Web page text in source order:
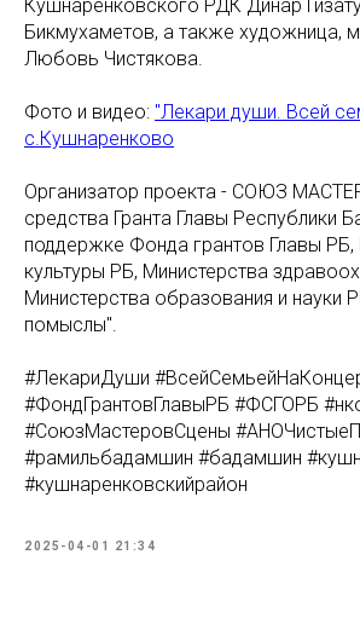
Кушнаренковского РДК Динар
Бикмухаметов, а также художница,
Любовь Чистякова.
Фото и видео: "Лекари души. Всей
с.Кушнаренково
Организатор проекта - СОЮЗ
средства Гранта Главы Республики
поддержке Фонда грантов Главы РБ,
культуры РБ, Министерства
Министерства образования и науки
помыслы".
#ЛекариДуши
#ФондГрантовГлавыРБ #ФСГОРБ
#СоюзМастеровСцены
#рамильбадамшин #бадамшин
#кушнаренковскийрайон
2025-04-01 21:34